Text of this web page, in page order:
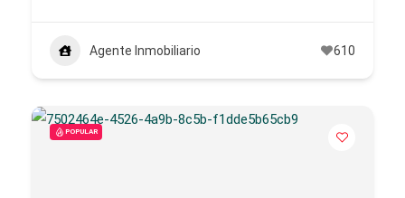
Agente Inmobiliario 610
POPULAR